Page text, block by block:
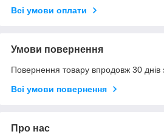
Всі умови оплати
Умови повернення
Повернення товару впродовж 30 днів
Всі умови повернення
Про нас